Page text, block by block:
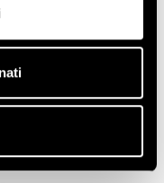
"FUTURA"